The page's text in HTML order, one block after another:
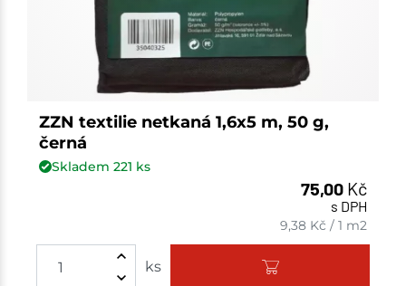
ZZN textilie netkaná 1,6x5 m, 50 g,
černá
Skladem 221 ks
75,00 Kč
s DPH
9,38 Kč /1 m2
ks